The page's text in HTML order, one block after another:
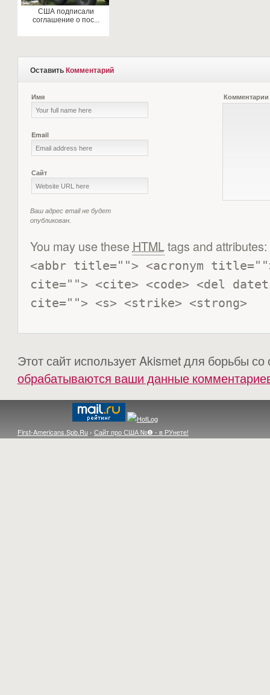
США подписали
соглашение о пос...
ОставитьКомментарий
Имя
Email
Сайт
Ваш адрес email не будет
опубликован.
Комментарии
You may use these HTMLtags and attributes:
<abbr title=""> <acronym
cite=""> <cite> <code> <del
cite=""> <s> <strike> <strong>
Этот сайт использует Akismet для борьбы
обрабатываются ваши данные
First-Americans.Spb.Ru› Сайт про США №❶ - в РУнете!